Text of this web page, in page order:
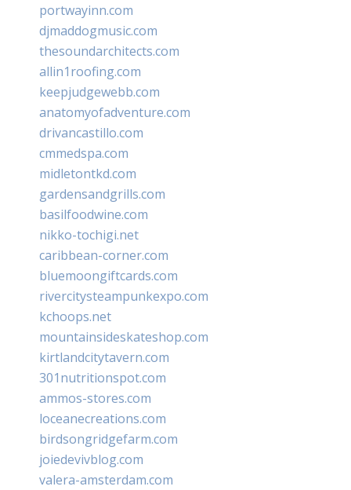
portwayinn.com
djmaddogmusic.com
thesoundarchitects.com
allin1roofing.com
keepjudgewebb.com
anatomyofadventure.com
drivancastillo.com
cmmedspa.com
midletontkd.com
gardensandgrills.com
basilfoodwine.com
nikko-tochigi.net
caribbean-corner.com
bluemoongiftcards.com
rivercitysteampunkexpo.com
kchoops.net
mountainsideskateshop.com
kirtlandcitytavern.com
301nutritionspot.com
ammos-stores.com
loceanecreations.com
birdsongridgefarm.com
joiedevivblog.com
valera-amsterdam.com